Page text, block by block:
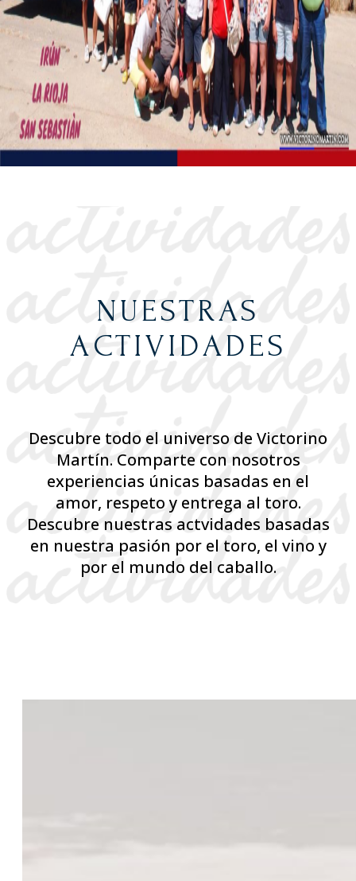
NUESTRAS
ACTIVIDADES
Descubre todo el universo de Victorino
Martín. Comparte con nosotros
experiencias únicas basadas en el
amor, respeto y entrega al toro.
Descubre nuestras actvidades basadas
en nuestra pasión por el toro, el vino y
por el mundo del caballo.